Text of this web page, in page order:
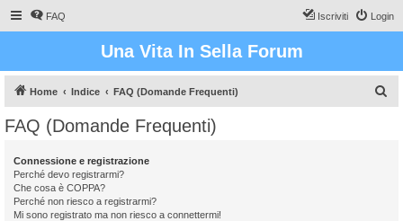
FAQ Login
Iscriviti
Una Vita In Sella Forum
Home Indice FAQ (Domande Frequenti)
FAQ (Domande Frequenti)
Connessione e registrazione
Perché devo registrarmi?
Che cosa è COPPA?
Perché non riesco a registrarmi?
Mi sono registrato ma non riesco a connettermi!